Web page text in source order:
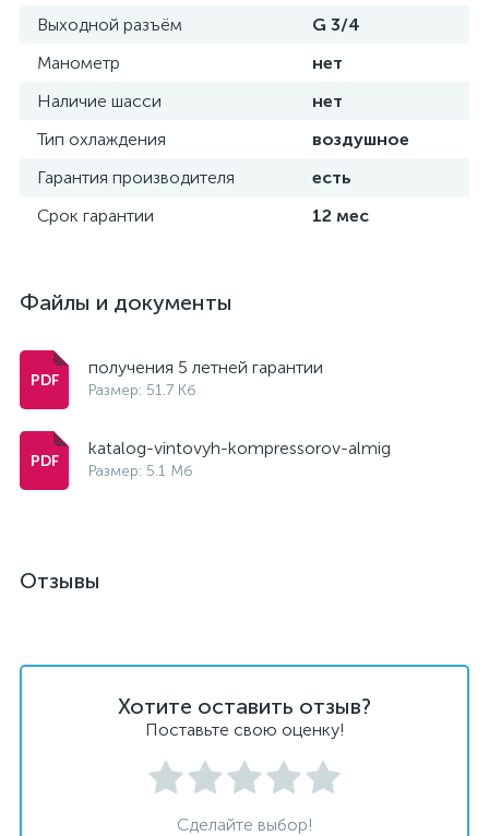
Выходной разъём
G 3/4
Манометр
нет
Наличие шасси
нет
Тип охлаждения
воздушное
Гарантия производителя
есть
Срок гарантии
12 мес
Файлы и документы
получения 5 летней гарантии
Размер: 51.7 Кб
katalog-vintovyh-kompressorov-almig
Размер: 5.1 Мб
Отзывы
Хотите оставить отзыв?
Поставьте свою оценку!
Сделайте выбор!